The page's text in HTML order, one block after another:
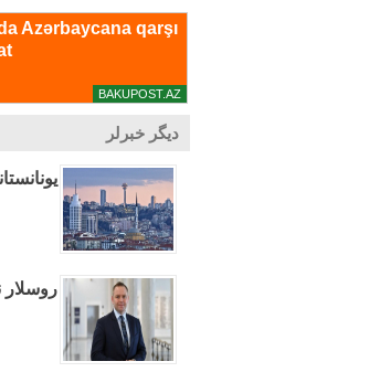
دیگر خبرلر
روسلار